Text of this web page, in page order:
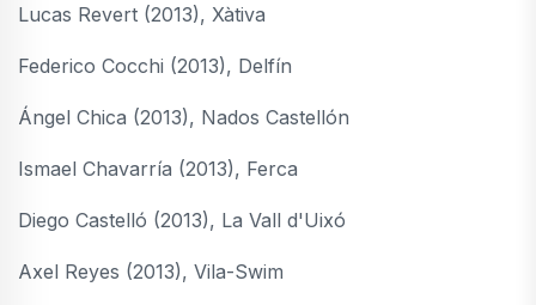
Lucas Revert (2013), Xàtiva
Federico Cocchi (2013), Delfín
Ángel Chica (2013), Nados Castellón
Ismael Chavarría (2013), Ferca
Diego Castelló (2013), La Vall d'Uixó
Axel Reyes (2013), Vila-Swim